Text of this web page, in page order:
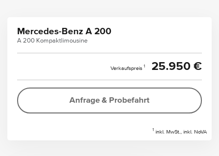
Mercedes-Benz A 200
A 200 Kompaktlimousine
Verkaufspreis 1 25.950 €
Anfrage & Probefahrt
1 inkl. MwSt., inkl. NoVA